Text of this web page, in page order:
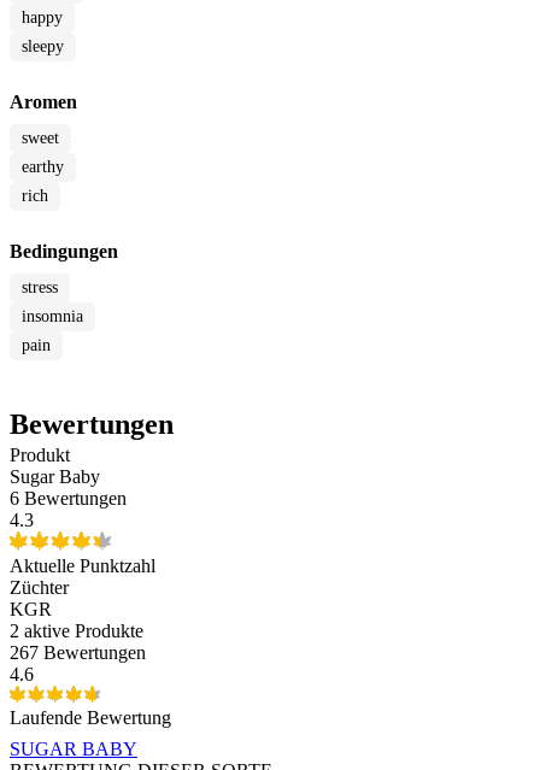
happy
sleepy
Aromen
sweet
earthy
rich
Bedingungen
stress
insomnia
pain
Bewertungen
Produkt
Sugar Baby
6 Bewertungen
4.3
Aktuelle Punktzahl
Züchter
KGR
2 aktive Produkte
267 Bewertungen
4.6
Laufende Bewertung
SUGAR BABY